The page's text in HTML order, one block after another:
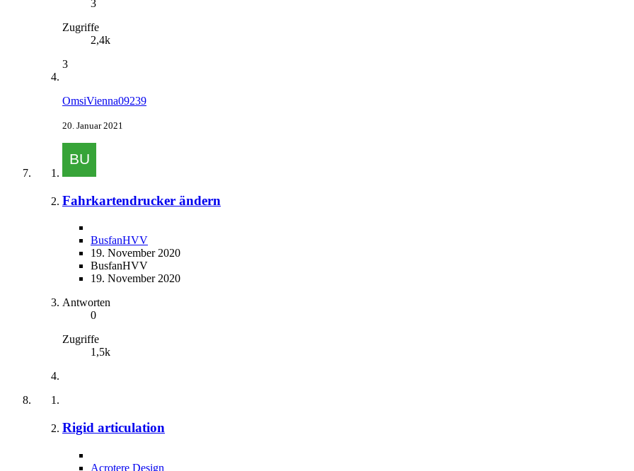
3
Zugriffe
2,4k
3
OmsiVienna09239
20. Januar 2021
Fahrkartendrucker ändern
BusfanHVV
19. November 2020
BusfanHVV
19. November 2020
Antworten
0
Zugriffe
1,5k
Rigid articulation
Acrotere Design